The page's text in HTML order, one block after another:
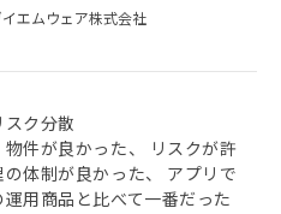
イエムウェア株式会社
ク分散
件が良かった、 リスクが許
体制が良かった、 アプリで
用商品と比べて一番だった